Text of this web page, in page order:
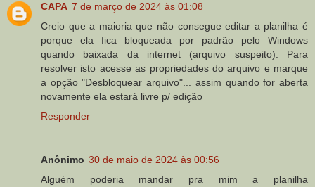
CAPA 7 de março de 2024 às 01:08
Creio que a maioria que não consegue editar a planilha é
porque ela fica bloqueada por padrão pelo Windows
quando baixada da internet (arquivo suspeito). Para
resolver isto acesse as propriedades do arquivo e marque
a opção "Desbloquear arquivo"... assim quando for aberta
novamente ela estará livre p/ edição
Responder
Anônimo 30 de maio de 2024 às 00:56
Alguém poderia mandar pra mim a planilha